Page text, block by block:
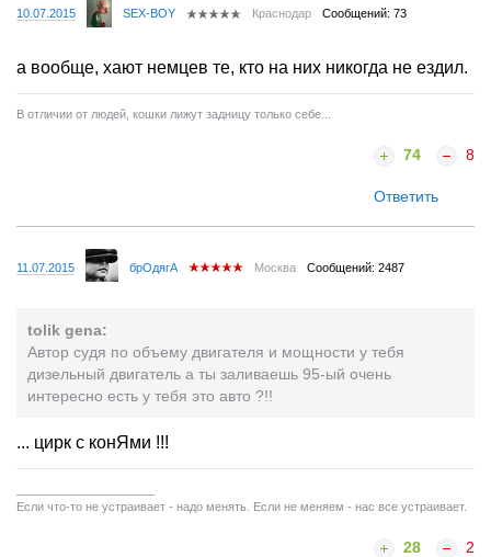
10.07.2015 SEX-BOY Краснодар Сообщений: 73
а вообще, хают немцев те, кто на них никогда не ездил.
В отличии от людей, кошки лижут задницу только себе...
74 8
Ответить
11.07.2015 брОдягА Москва Сообщений: 2487
tolik gena:
Автор судя по объему двигателя и мощности у тебя
дизельный двигатель а ты заливаешь 95-ый очень
интересно есть у тебя это авто ?!!
... цирк с конЯми !!!
Если что-то не устраивает - надо менять. Если не меняем - нас все устраивает.
28 2